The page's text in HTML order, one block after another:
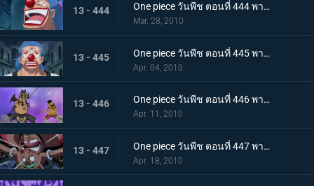
13 - 444 One piece วันพีช ตอนที่ 444 พากย์ไทย ความวุ่นวายยิ่งโหมกระหน่ำ! ทีชหนวดดำเข้าจู่โจม!
Mar. 28, 2010
13 - 445 One piece วันพีช ตอนที่ 445 พากย์ไทย การเผชิญหน้าสุดอันตราย! หนวดดำและชิริวแห่งสายฝน!
Apr. 04, 2010
13 - 446 One piece วันพีช ตอนที่ 446 พากย์ไทย ยังไงก็จะไม่ยอมแพ้! ฮันนิบาลเอาจริงแล้ว
Apr. 11, 2010
13 - 447 One piece วันพีช ตอนที่ 447 พากย์ไทย หมัดปืนเจ็ตแห่งความโกรธ! ลูฟี่ ปะทะ หนวดดำ!
Apr. 18, 2010